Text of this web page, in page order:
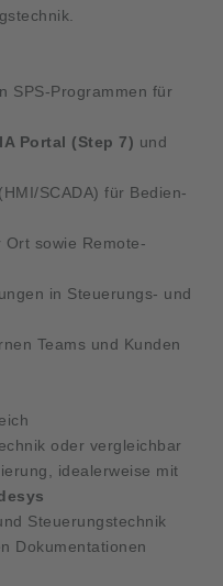
SPS-Programmen für
Portal (Step 7) und
SCADA) für Bedien-
Ort sowie Remote-
in Steuerungs- und
Teams und Kunden
oder vergleichbar
idealerweise mit
Steuerungstechnik
Dokumentationen